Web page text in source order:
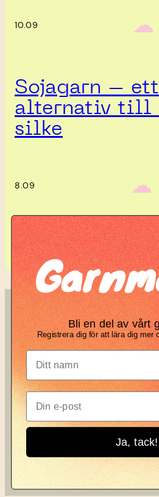
10.09 ‎ ‎‎ ☁︎‎‎
Sojagarn –
alternativ till
silke
8.09 ‎ ‎‎ ☁︎‎‎
Komplett
tova din
SÖK
Search
Bli en del av vårt
Registrera dig för att lära dig mer
Ja, tack!